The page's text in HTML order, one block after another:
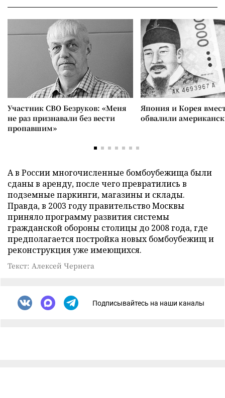
Участник СВО Безруков: «Меня
не раз признавали без вести
пропавшим»
Япония и Корея
обвалили
А в России многочисленные бомбоубежища были
сданы в аренду, после чего превратились в
подземные паркинги, магазины и склады.
Правда, в 2003 году правительство Москвы
приняло программу развития системы
гражданской обороны столицы до 2008 года, где
предполагается постройка новых бомбоубежищ и
реконструкция уже имеющихся.
Текст: Алексей Чернега
Подписывайтесь на наши каналы